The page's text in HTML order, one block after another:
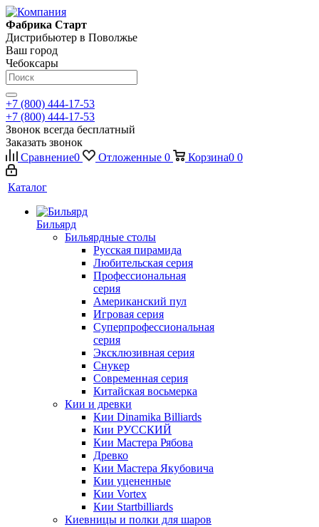
Фабрика Старт
Дистрибьютер в Поволжье
Ваш город
Чебоксары
+7 (800) 444-17-53
+7 (800) 444-17-53
Звонок всегда бесплатный
Заказать звонок
Сравнение0 Отложенные 0 Корзина0 0
Каталог
Бильярд
Бильярдные столы
Русская пирамида
Любительская серия
Профессиональная
серия
Американский пул
Игровая серия
Суперпрофессиональная
серия
Эксклюзивная серия
Снукер
Современная серия
Китайская восьмерка
Кии и древки
Кии Dinamika Billiards
Кии РУССКИЙ
Кии Мастера Рябова
Древко
Кии Мастера Якубовича
Кии уцененные
Кии Vortex
Кии Startbilliards
Киевницы и полки для шаров